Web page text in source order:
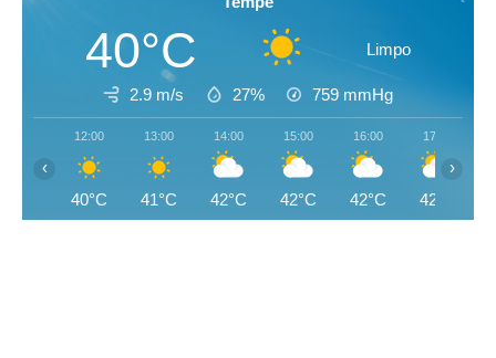
40°C Limpo
2.9 m/s 27% 759 mmHg
12:00
40°C
13:00
41°C
14:00
42°C
15:00
42°C
16:00
42°C
17:00
42°C
‹ ›